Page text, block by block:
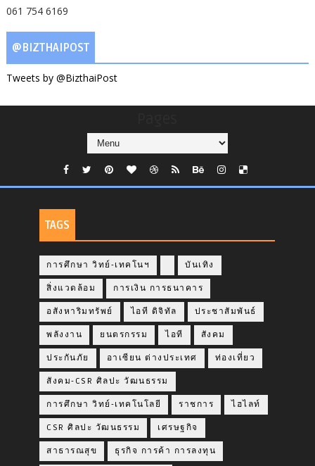
061 754 6169
@BIZTHAIPOST
Tweets by @BizthaiPost
TAGS
การศึกษา วิทย์-เทคโนฯ บันเทิง
สิ่งแวดล้อม การเงิน การธนาคาร
อสังหาริมทรัพย์ ไอที ดิจิทัล ประชาสัมพันธ์
พลังงาน ยนตรกรรม ไอที สังคม
ประกันภัย อาเซียน ต่างประเทศ ท่องเที่ยว
สังคม-CSR ศิลปะ วัฒนธรรม
การศึกษา วิทย์-เทคโนโลยี ราชการ ไฮไลท์
CSR ศิลปะ วัฒนธรรม เศรษฐกิจ
สาธารณสุข ธุรกิจ การค้า การลงทุน